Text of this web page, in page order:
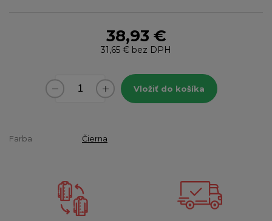
38,93 €
31,65 € bez DPH
Vložiť do košíka
Farba Čierna